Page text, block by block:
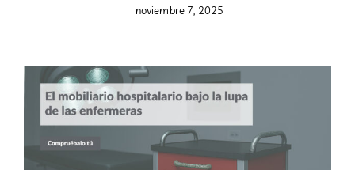
noviembre 7, 2025